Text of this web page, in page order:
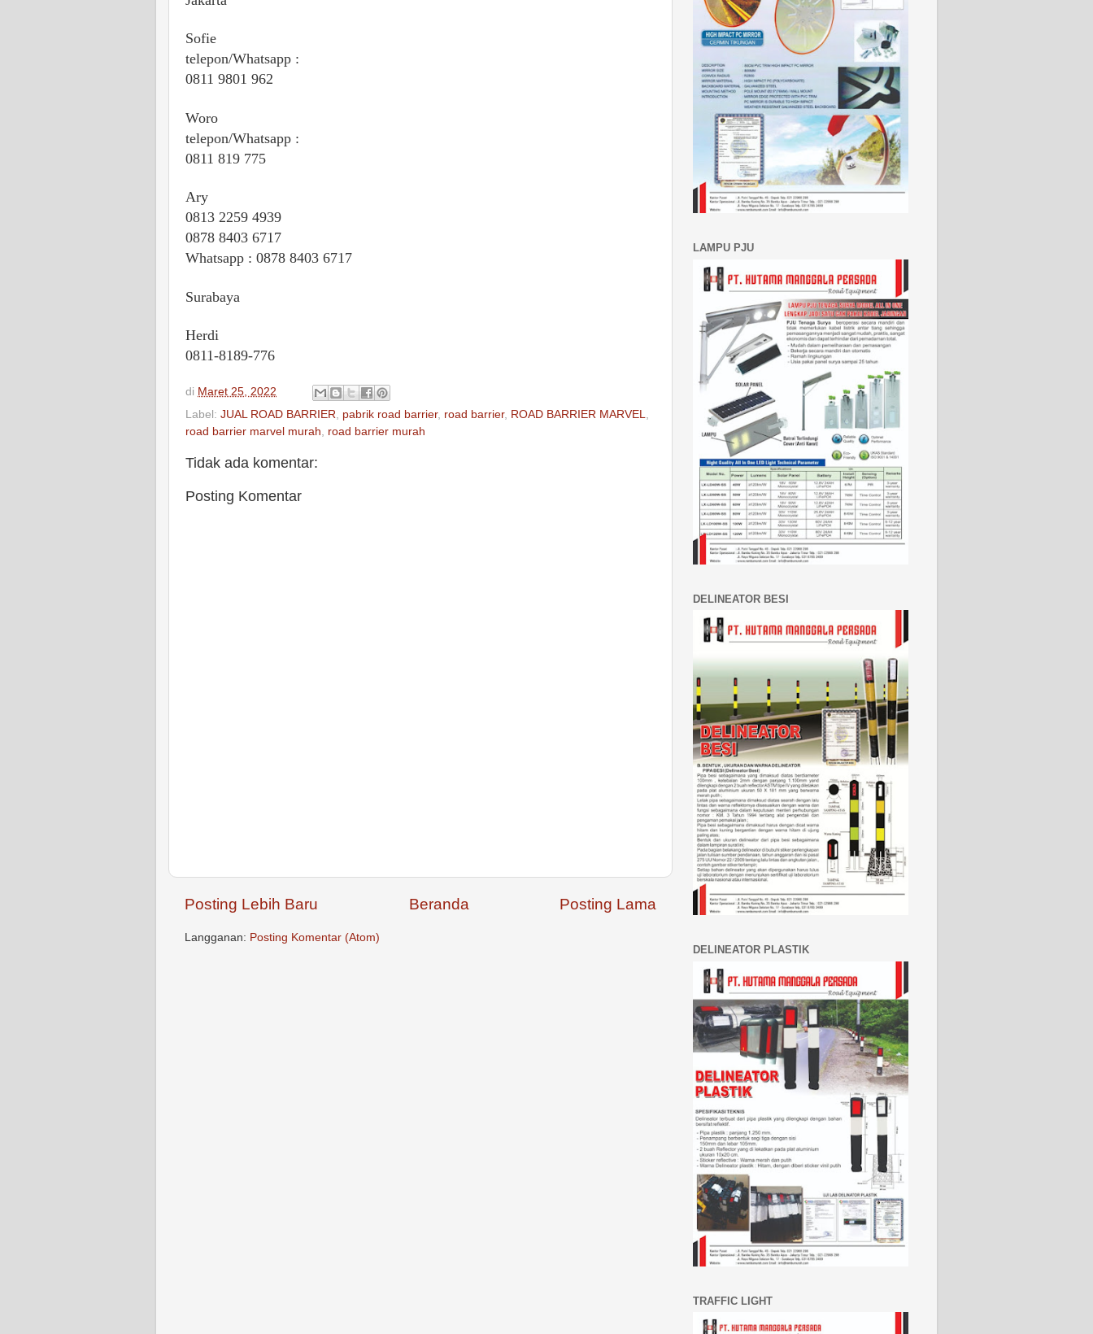
Sofie
telepon/Whatsapp :
0811 9801 962
Woro
telepon/Whatsapp :
0811 819 775
Ary
0813 2259 4939
0878 8403 6717
Whatsapp : 0878 8403 6717
Surabaya
Herdi
0811-8189-776
di Maret 25, 2022
Label: JUAL ROAD BARRIER, pabrik road barrier, road barrier, ROAD BARRIER MARVEL,
road barrier marvel murah, road barrier murah
Tidak ada komentar:
Posting Komentar
Posting Lebih Baru Posting Lama
Beranda
Langganan: Posting Komentar (Atom)
LAMPU PJU
DELINEATOR BESI
DELINEATOR PLASTIK
TRAFFIC LIGHT